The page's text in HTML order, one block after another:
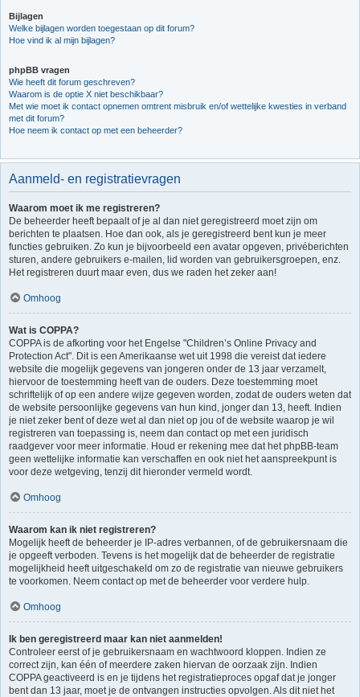
Bijlagen
Welke bijlagen worden toegestaan op dit forum?
Hoe vind ik al mijn bijlagen?
phpBB vragen
Wie heeft dit forum geschreven?
Waarom is de optie X niet beschikbaar?
Met wie moet ik contact opnemen omtrent misbruik en/of wettelijke kwesties in verband
met dit forum?
Hoe neem ik contact op met een beheerder?
Aanmeld- en registratievragen
Waarom moet ik me registreren?
De beheerder heeft bepaalt of je al dan niet geregistreerd moet zijn om
berichten te plaatsen. Hoe dan ook, als je geregistreerd bent kun je meer
functies gebruiken. Zo kun je bijvoorbeeld een avatar opgeven, privéberichten
sturen, andere gebruikers e-mailen, lid worden van gebruikersgroepen, enz.
Het registreren duurt maar even, dus we raden het zeker aan!
Omhoog
Wat is COPPA?
COPPA is de afkorting voor het Engelse "Children’s Online Privacy and
Protection Act". Dit is een Amerikaanse wet uit 1998 die vereist dat iedere
website die mogelijk gegevens van jongeren onder de 13 jaar verzamelt,
hiervoor de toestemming heeft van de ouders. Deze toestemming moet
schriftelijk of op een andere wijze gegeven worden, zodat de ouders weten dat
de website persoonlijke gegevens van hun kind, jonger dan 13, heeft. Indien
je niet zeker bent of deze wet al dan niet op jou of de website waarop je wil
registreren van toepassing is, neem dan contact op met een juridisch
raadgever voor meer informatie. Houd er rekening mee dat het phpBB-team
geen wettelijke informatie kan verschaffen en ook niet het aanspreekpunt is
voor deze wetgeving, tenzij dit hieronder vermeld wordt.
Omhoog
Waarom kan ik niet registreren?
Mogelijk heeft de beheerder je IP-adres verbannen, of de gebruikersnaam die
je opgeeft verboden. Tevens is het mogelijk dat de beheerder de registratie
mogelijkheid heeft uitgeschakeld om zo de registratie van nieuwe gebruikers
te voorkomen. Neem contact op met de beheerder voor verdere hulp.
Omhoog
Ik ben geregistreerd maar kan niet aanmelden!
Controleer eerst of je gebruikersnaam en wachtwoord kloppen. Indien ze
correct zijn, kan één of meerdere zaken hiervan de oorzaak zijn. Indien
COPPA geactiveerd is en je tijdens het registratieproces opgaf dat je jonger
bent dan 13 jaar, moet je de ontvangen instructies opvolgen. Als dit niet het